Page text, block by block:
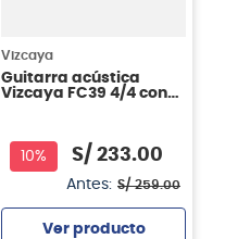
Vizcaya
Guitarra acústica
Vizcaya FC39 4/4 con
10% S/ 233.00
Antes: S/ 259.00
Ver producto